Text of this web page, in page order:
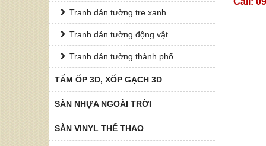
Tranh dán tường tre xanh
Tranh dán tường động vật
Tranh dán tường thành phố
TẤM ỐP 3D, XỐP GẠCH 3D
SÀN NHỰA NGOÀI TRỜI
SÀN VINYL THỂ THAO